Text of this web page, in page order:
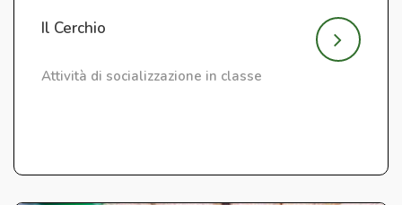
Il Cerchio
Attività di socializzazione in classe